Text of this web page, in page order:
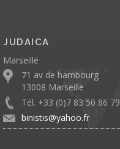
JUDAICA
Marseille
71 av de hambourg
13008 Marseille
Tél. +33 (0)7 83 50 86 79
binistis@yahoo.fr